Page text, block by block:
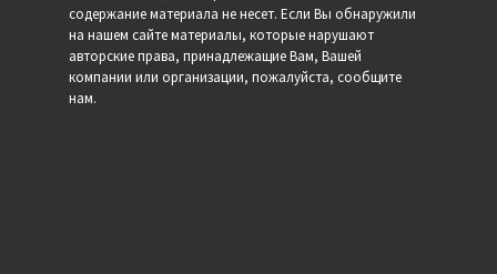
содержание материала не несет. Если Вы обнаружили
на нашем сайте материалы, которые нарушают
авторские права, принадлежащие Вам, Вашей
компании или организации, пожалуйста, сообщите
нам.